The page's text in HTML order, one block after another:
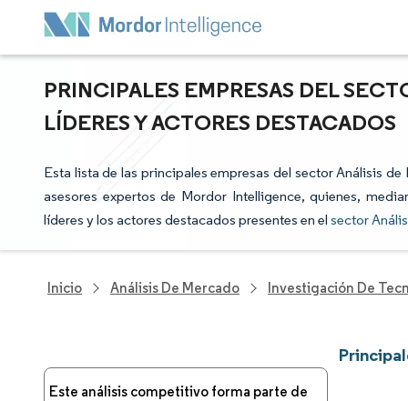
PRINCIPALES EMPRESAS DEL
LÍDERES Y ACTORES DESTACADOS
Esta lista de las principales empresas del sector Análisis
asesores expertos de Mordor Intelligence, quienes,
líderes y los actores destacados presentes en el sector
Inicio Análisis De Mercado Investigación De
Este análisis competitivo forma parte de